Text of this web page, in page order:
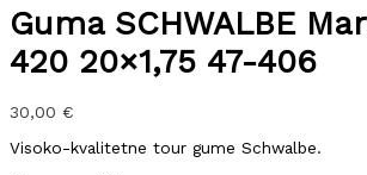
Guma SCHWALBE
420 20×1,75 47-406
30,00 €
Visoko-kvalitetne tour gume Schwalbe.